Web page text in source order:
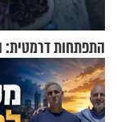
התפתחות